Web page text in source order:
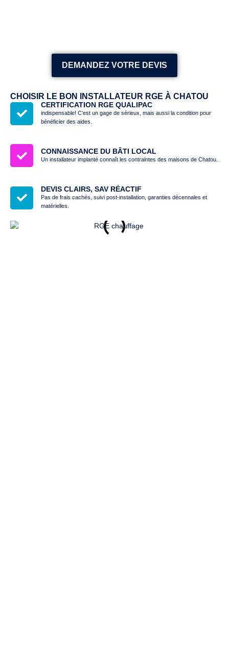
DEMANDEZ VOTRE DEVIS
CHOISIR LE BON INSTALLATEUR RGE À CHATOU
CERTIFICATION RGE QUALIPAC
indispensable! C’est un gage de sérieux, mais aussi la condition pour
bénéficier des aides.
CONNAISSANCE DU BÂTI LOCAL
Un installateur implanté connaît les contraintes des maisons de Chatou.
DEVIS CLAIRS, SAV RÉACTIF
Pas de frais cachés, suivi post-installation, garanties décennales et
matérielles.